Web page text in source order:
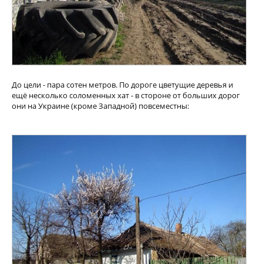
До цели - пара сотен метров. По дороге цветущие деревья и
ещё несколько соломенных хат - в стороне от больших дорог
они на Украине (кроме Западной) повсеместны: